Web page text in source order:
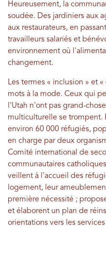
Heureusement, la
soudée. Des jardiniers aux
aux restaurateurs, en
travailleurs salariés et
environnement où
changement.
Les termes « inclusion » et
mots à la mode. Ceux qui
l'Utah n'ont pas grand-
multiculturelle se trompent.
environ 60 000 réfugiés,
en charge par deux
Comité international de
communautaires
veillent à l'accueil des
logement, leur
première nécessité ;
et élaborent un plan de
orientations vers les